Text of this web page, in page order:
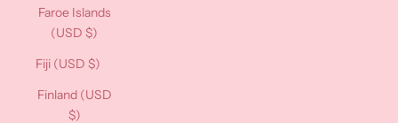
Faroe Islands
(USD $)
Fiji (USD $)
Finland (USD
$)